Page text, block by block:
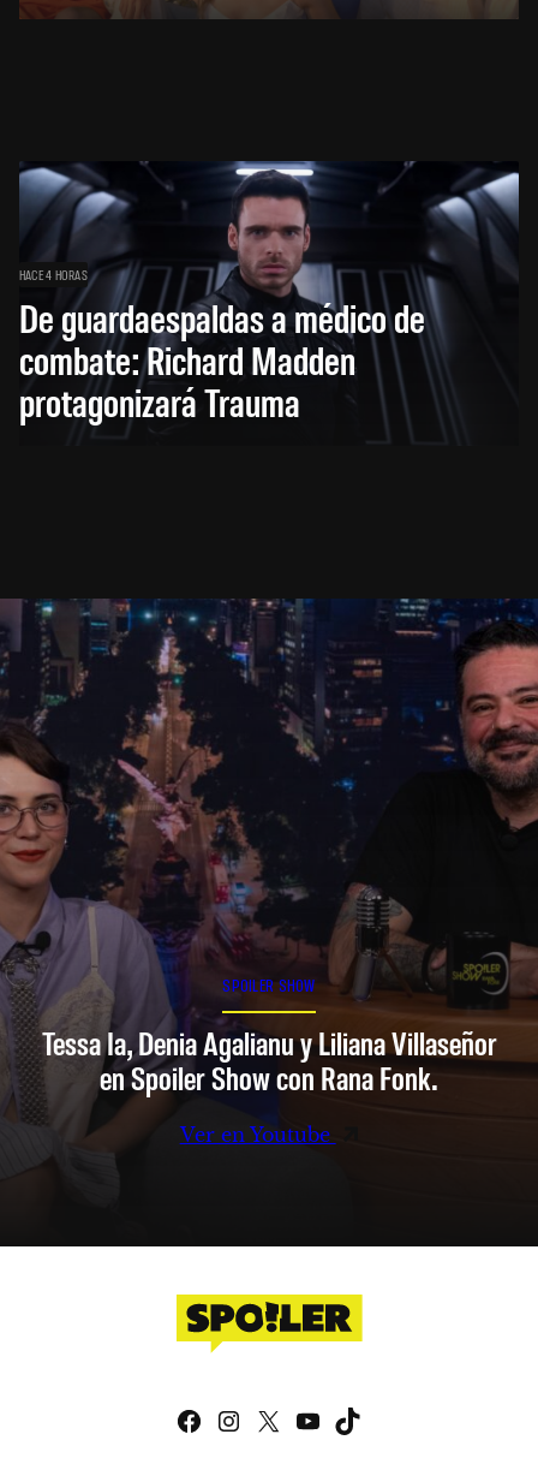
HACE 4 HORAS
De guardaespaldas a médico de
combate: Richard Madden
protagonizará Trauma
SPOILER SHOW
Tessa Ia, Denia Agalianu y Liliana Villaseñor
en Spoiler Show con Rana Fonk.
Ver en Youtube
Facebook
Instagram
X YouTube